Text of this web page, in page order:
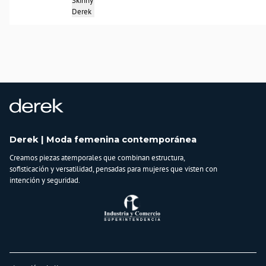
Composición:
Derek
Derek | Moda femenina contemporánea
Creamos piezas atemporales que combinan estructura,
sofisticación y versatilidad, pensadas para mujeres que visten con
intención y seguridad.